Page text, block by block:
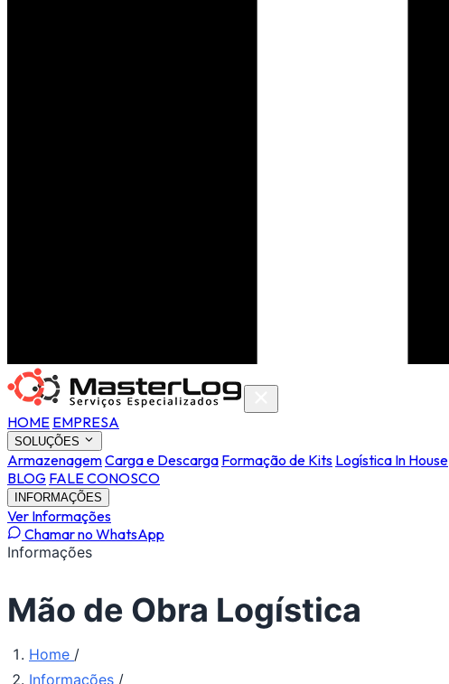
HOME EMPRESA
SOLUÇÕES
ArmazenagemCarga e Descarga Formação de Kits Logística In House
BLOG FALE CONOSCO
INFORMAÇÕES
Ver Informações
Chamar no WhatsApp
Informações
Mão de Obra Logística
Home /
Informações /